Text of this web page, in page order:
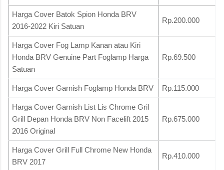
Harga Cover Batok Spion Honda BRV
2016-2022 Kiri Satuan
Rp.200.000
Harga Cover Fog Lamp Kanan atau Kiri
Honda BRV Genuine Part Foglamp Harga
Satuan
Rp.69.500
Harga Cover Garnish Foglamp Honda BRV Rp.115.000
Harga Cover Garnish List Lis Chrome Gril
Grill Depan Honda BRV Non Facelift 2015
2016 Original
Rp.675.000
Harga Cover Grill Full Chrome New Honda
BRV 2017
Rp.410.000